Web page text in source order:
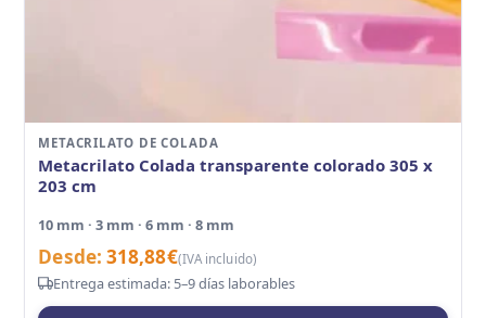
METACRILATO DE COLADA
Metacrilato Colada transparente colorado 305 x
203 cm
10 mm · 3 mm · 6 mm · 8 mm
Desde:318,88€(IVA incluido)
Entrega estimada: 5–9 días laborables